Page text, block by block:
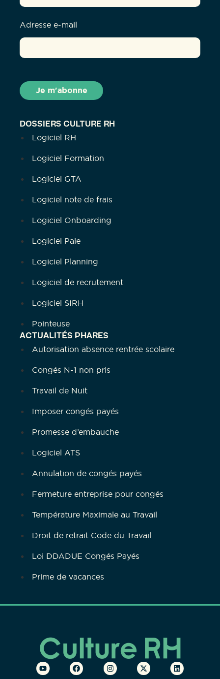
DOSSIERS CULTURE RH
Logiciel RH
Logiciel Formation
Logiciel GTA
Logiciel note de frais
Logiciel Onboarding
Logiciel Paie
Logiciel Planning
Logiciel de recrutement
Logiciel SIRH
Pointeuse
ACTUALITÉS PHARES
Autorisation absence rentrée scolaire
Congés N-1 non pris
Travail de Nuit
Imposer congés payés
Promesse d’embauche
Logiciel ATS
Annulation de congés payés
Fermeture entreprise pour congés
Température Maximale au Travail
Droit de retrait Code du Travail
Loi DDADUE Congés Payés
Prime de vacances
Adresse e-mail